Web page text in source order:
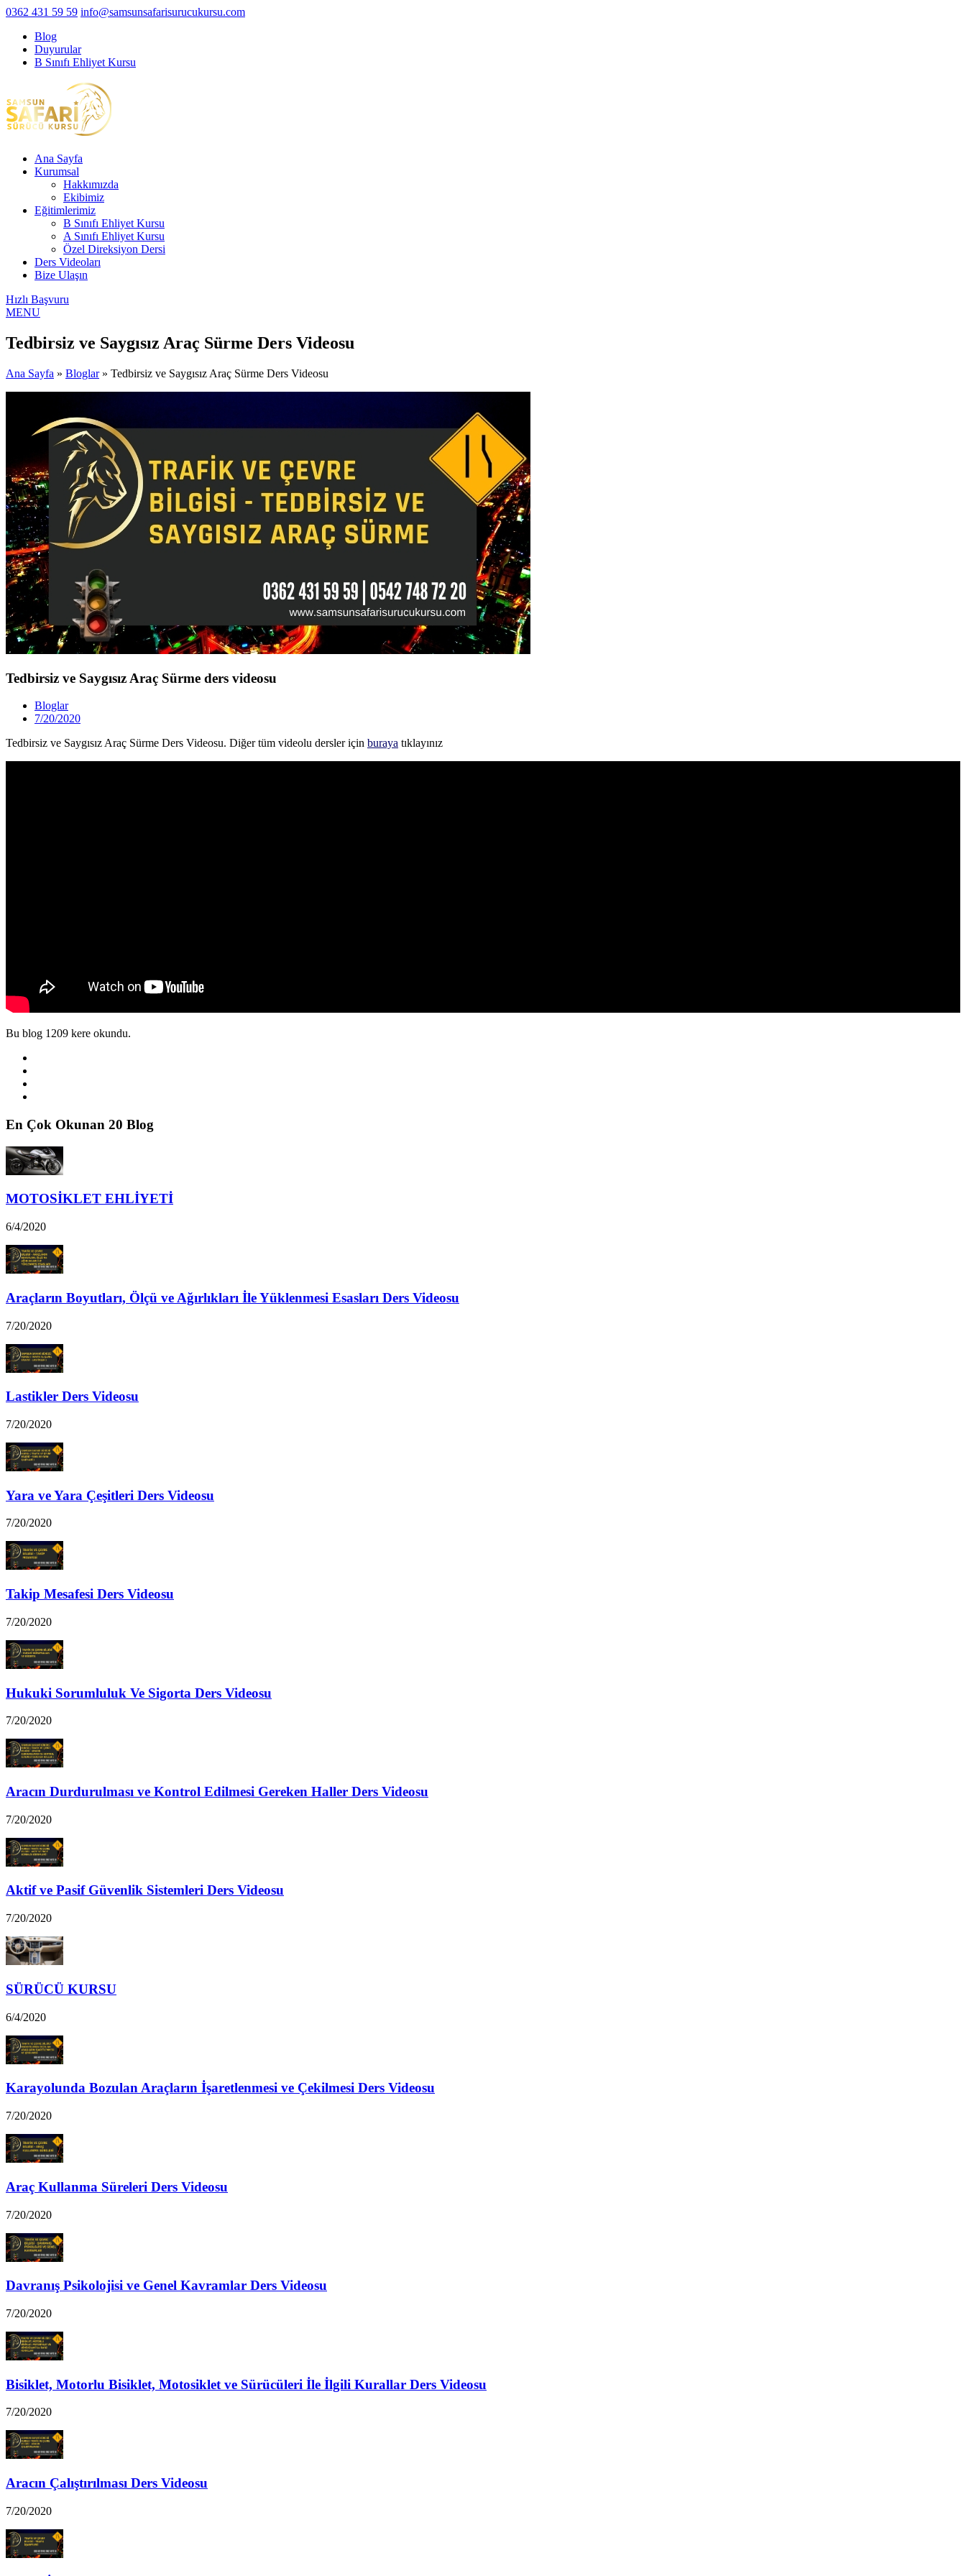
0362 431 59 59 info@samsunsafarisurucukursu.com
Blog
Duyurular
B Sınıfı Ehliyet Kursu
Ana Sayfa
Kurumsal
Hakkımızda
Ekibimiz
Eğitimlerimiz
B Sınıfı Ehliyet Kursu
A Sınıfı Ehliyet Kursu
Özel Direksiyon Dersi
Ders Videoları
Bize Ulaşın
Hızlı Başvuru
MENU
Tedbirsiz ve Saygısız Araç Sürme Ders Videosu
Ana Sayfa » Bloglar » Tedbirsiz ve Saygısız Araç Sürme Ders Videosu
Tedbirsiz ve Saygısız Araç Sürme ders videosu
Bloglar
7/20/2020
Tedbirsiz ve Saygısız Araç Sürme Ders Videosu. Diğer tüm videolu dersler için buraya tıklayınız
Bu blog 1209 kere okundu.
En Çok Okunan 20 Blog
MOTOSİKLET EHLİYETİ
6/4/2020
Araçların Boyutları, Ölçü ve Ağırlıkları İle Yüklenmesi Esasları Ders Videosu
7/20/2020
Lastikler Ders Videosu
7/20/2020
Yara ve Yara Çeşitleri Ders Videosu
7/20/2020
Takip Mesafesi Ders Videosu
7/20/2020
Hukuki Sorumluluk Ve Sigorta Ders Videosu
7/20/2020
Aracın Durdurulması ve Kontrol Edilmesi Gereken Haller Ders Videosu
7/20/2020
Aktif ve Pasif Güvenlik Sistemleri Ders Videosu
7/20/2020
SÜRÜCÜ KURSU
6/4/2020
Karayolunda Bozulan Araçların İşaretlenmesi ve Çekilmesi Ders Videosu
7/20/2020
Araç Kullanma Süreleri Ders Videosu
7/20/2020
Davranış Psikolojisi ve Genel Kavramlar Ders Videosu
7/20/2020
Bisiklet, Motorlu Bisiklet, Motosiklet ve Sürücüleri İle İlgili Kurallar Ders Videosu
7/20/2020
Aracın Çalıştırılması Ders Videosu
7/20/2020